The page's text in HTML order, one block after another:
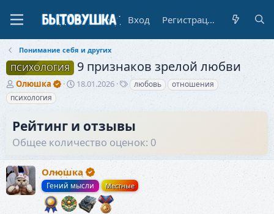
Вход Регистрация
Понимание себя и других
ПСИХОЛОГИЯ 9 признаков зрелой любви
А
в
т
р
т
е
м
ы
Олюшка
Д
н
а
ч
а
л
а
18.01.2026
Тлюбовь
отношения
психология
Рейтинг и отзывы
Общее количество оценок: 0
Олюшка
Гений мысли Местные